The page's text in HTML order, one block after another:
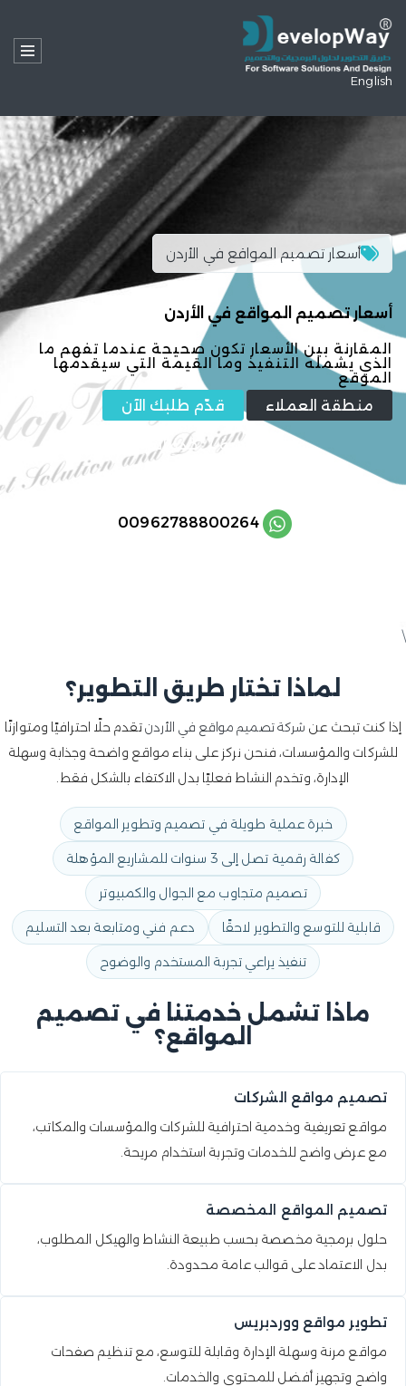
English
أسعار تصميم المواقع في الأردن
أسعار تصميم المواقع في الأردن
المقارنة بين الأسعار تكون صحيحة عندما تفهم ما
الذي يشمله التنفيذ وما القيمة التي سيقدمها
الموقع
منطقة العملاء
قدّم طلبك الآن
الرئيسية / خدماتنا
أسعار تصميم المواقع في الأردن
/
00962788800264
\
لماذا تختار طريق التطوير؟
إذا كنت تبحث عن شركة تصميم مواقع في الأردنتقدم حلًا احترافيًا ومتوازنًا
للشركات والمؤسسات، فنحن نركز على بناء مواقع واضحة وجذابة وسهلة
الإدارة، وتخدم النشاط فعليًا بدل الاكتفاء بالشكل فقط.
خبرة عملية طويلة في تصميم وتطوير المواقع
كفالة رقمية تصل إلى 3 سنوات للمشاريع المؤهلة
تصميم متجاوب مع الجوال والكمبيوتر
قابلية للتوسع والتطوير لاحقًا دعم فني ومتابعة بعد التسليم
تنفيذ يراعي تجربة المستخدم والوضوح
ماذا تشمل خدمتنا في تصميم
المواقع؟
تصميم مواقع الشركات
مواقع تعريفية وخدمية احترافية للشركات والمؤسسات والمكاتب،
مع عرض واضح للخدمات وتجربة استخدام مريحة.
تصميم المواقع المخصصة
حلول برمجية مخصصة بحسب طبيعة النشاط والهيكل المطلوب،
بدل الاعتماد على قوالب عامة محدودة.
تطوير مواقع ووردبريس
مواقع مرنة وسهلة الإدارة وقابلة للتوسع، مع تنظيم صفحات
واضح وتجهيز أفضل للمحتوى والخدمات.